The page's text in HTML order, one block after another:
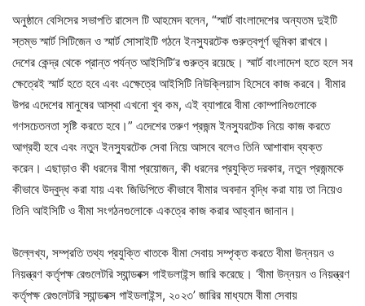
অনুষ্ঠানে বেসিসের সভাপতি রাসেল টি আহমেদ বলেন, “স্মার্ট বাংলাদেশের অন্যতম দুইটি
স্তম্ভ স্মার্ট সিটিজেন ও স্মার্ট সোসাইটি গঠনে ইনস্যুরটেক গুরুত্বপূর্ণ ভূমিকা রাখবে।
দেশের কেন্দ্র থেকে প্রান্ত পর্যন্ত আইসিটি‘র গুরুত্ব রয়েছে। স্মার্ট বাংলাদেশ হতে হলে সব
ক্ষেত্রেই স্মার্ট হতে হবে এবং এক্ষেত্রে আইসিটি নিউক্লিয়াস হিসেবে কাজ করবে। বীমার
উপর এদেশের মানুষের আস্থা এখনো খুব কম, এই ব্যাপারে বীমা কোম্পানিগুলোকে
গণসচেতনতা সৃষ্টি করতে হবে।” এদেশের তরুণ প্রজন্ম ইনস্যুরটেক নিয়ে কাজ করতে
আগ্রহী হবে এবং নতুন ইনস্যুরটেক সেবা নিয়ে আসবে বলেও তিনি আশাবাদ ব্যক্ত
করেন। এছাড়াও কী ধরনের বীমা প্রয়োজন, কী ধরনের প্রযুক্তি দরকার, নতুন প্রজন্মকে
কীভাবে উদ্বুদ্ধ করা যায় এবং জিডিপিতে কীভাবে বীমার অবদান বৃদ্ধি করা যায় তা নিয়েও
তিনি আইসিটি ও বীমা সংগঠনগুলোকে একত্রে কাজ করার আহ্বান জানান।
উল্লেখ্য, সম্প্রতি তথ্য প্রযুক্তি খাতকে বীমা সেবায় সম্পৃক্ত করতে বীমা উন্নয়ন ও
নিয়ন্ত্রণ কর্তৃপক্ষ রেগুলেটরি স্যান্ডবক্স গাইডলাইন্স জারি করেছে। ‘বীমা উন্নয়ন ও নিয়ন্ত্রণ
কর্তৃপক্ষ রেগুলেটরি স্যান্ডবক্স গাইডলাইন্স, ২০২৩’ জারির মাধ্যমে বীমা সেবায়